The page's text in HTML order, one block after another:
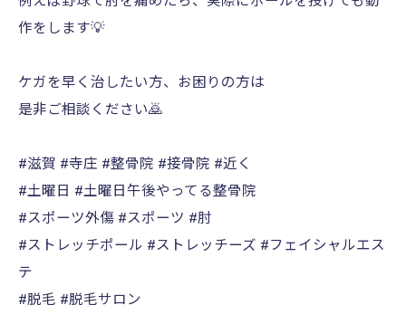
作をします💡
ケガを早く治したい方、お困りの方は
是非ご相談ください🙇
#滋賀 #寺庄 #整骨院 #接骨院 #近く
#土曜日 #土曜日午後やってる整骨院
#スポーツ外傷 #スポーツ #肘
#ストレッチポール #ストレッチーズ #フェイシャルエス
テ
#脱毛 #脱毛サロン